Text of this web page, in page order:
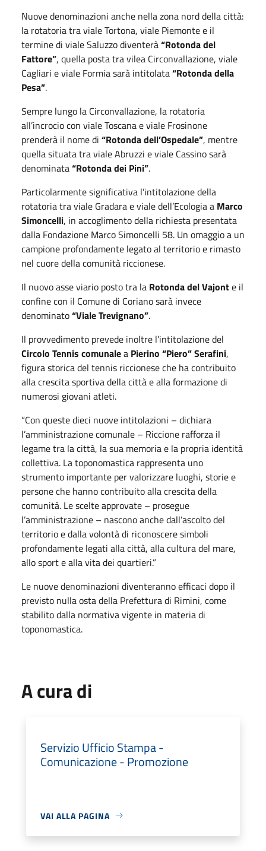
Nuove denominazioni anche nella zona nord della città:
la rotatoria tra viale Tortona, viale Piemonte e il
termine di viale Saluzzo diventerà“Rotonda del
Fattore”, quella posta tra vilea Circonvallazione, viale
Cagliari e viale Formia sarà intitolata“Rotonda della
Pesa”.
Sempre lungo la Circonvallazione, la rotatoria
all’incrocio con viale Toscana e viale Frosinone
prenderà il nome di “Rotonda dell’Ospedale”, mentre
quella situata tra viale Abruzzi e viale Cassino sarà
denominata“Rotonda dei Pini”.
Particolarmente significativa l’intitolazione della
rotatoria tra viale Gradara e viale dell’Ecologia a Marco
Simoncelli, in accoglimento della richiesta presentata
dalla Fondazione Marco Simoncelli 58. Un omaggio a un
campione profondamente legato al territorio e rimasto
nel cuore della comunità riccionese.
Il nuovo asse viario posto tra la Rotonda del Vajonte il
confine con il Comune di Coriano sarà invece
denominato“Viale Trevignano”.
Il provvedimento prevede inoltre l’intitolazione del
Circolo Tennis comunalea Pierino “Piero” Serafini,
figura storica del tennis riccionese che ha contribuito
alla crescita sportiva della città e alla formazione di
numerosi giovani atleti.
“Con queste dieci nuove intitolazioni – dichiara
l’amministrazione comunale – Riccione rafforza il
legame tra la città, la sua memoria e la propria identità
collettiva. La toponomastica rappresenta uno
strumento importante per valorizzare luoghi, storie e
persone che hanno contribuito alla crescita della
comunità. Le scelte approvate – prosegue
l’amministrazione – nascono anche dall’ascolto del
territorio e dalla volontà di riconoscere simboli
profondamente legati alla città, alla cultura del mare,
allo sport e alla vita dei quartieri.”
Le nuove denominazioni diventeranno efficaci dopo il
previsto nulla osta della Prefettura di Rimini, come
stabilito dalla normativa vigente in materia di
toponomastica.
A cura di
Servizio Ufficio Stampa -
Comunicazione - Promozione
VAI ALLA PAGINA